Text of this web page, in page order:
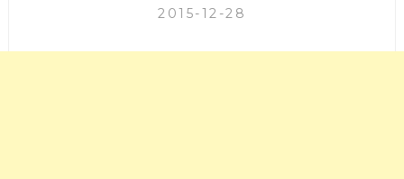
2015-12-28